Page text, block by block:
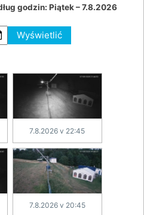
godzin: Piątek – 7.8.2026
Wyświetlić
7.8.2026 v 22:45
7.8.2026 v 20:45